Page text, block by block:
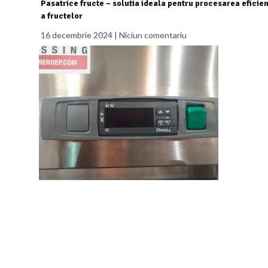
Pasatrice fructe – solutia ideala pentru procesarea
a fructelor
16 decembrie 2024
Niciun comentariu